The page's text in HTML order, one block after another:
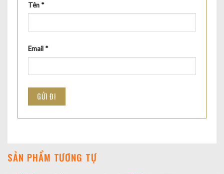
Tên *
Email *
SẢN PHẨM TƯƠNG TỰ